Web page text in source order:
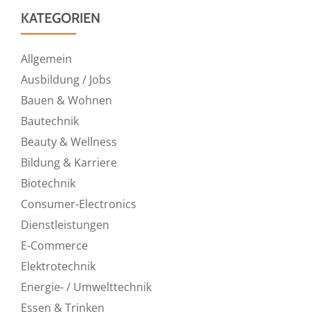
KATEGORIEN
Allgemein
Ausbildung / Jobs
Bauen & Wohnen
Bautechnik
Beauty & Wellness
Bildung & Karriere
Biotechnik
Consumer-Electronics
Dienstleistungen
E-Commerce
Elektrotechnik
Energie- / Umwelttechnik
Essen & Trinken